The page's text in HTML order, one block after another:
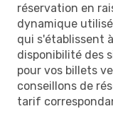
réservation en
dynamique
qui s'établissent
disponibilité des
pour vos billets
conseillons de
tarif